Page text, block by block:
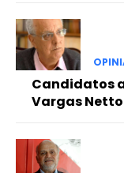
Candidatos
Vargas Netto